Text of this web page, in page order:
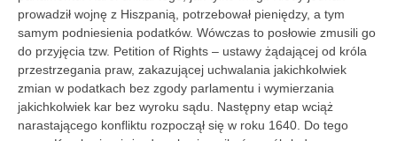
prowadził wojnę z Hiszpanią, potrzebował pieniędzy, a tym
samym podniesienia podatków. Wówczas to posłowie zmusili go
do przyjęcia tzw. Petition of Rights – ustawy żądającej od króla
przestrzegania praw, zakazującej uchwalania jakichkolwiek
zmian w podatkach bez zgody parlamentu i wymierzania
jakichkolwiek kar bez wyroku sądu. Następny etap wciąż
narastającego konfliktu rozpoczął się w roku 1640. Do tego